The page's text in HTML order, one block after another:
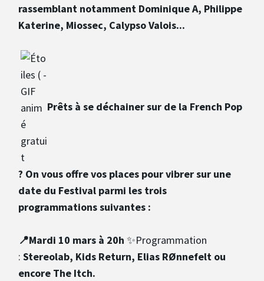
rassemblant notamment Dominique A, Philippe
Katerine, Miossec, Calypso Valois...
Prêts à se déchainer sur de la French Pop
? On vous offre vos places pour vibrer sur une
date du Festival parmi les trois
programmations suivantes :
📍Mardi 10 mars à 20h ✨Programmation
: Stereolab, Kids Return, Elias RØnnefelt ou
encore The Itch.